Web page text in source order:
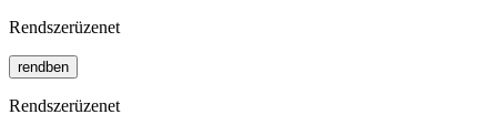
Rendszerüzenet
rendben
Rendszerüzenet